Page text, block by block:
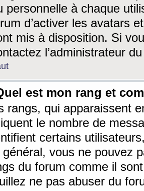
personnelle à chaque
d’activer les avatars
mis à disposition. Si
l’administrateur
est mon rang et
rangs, qui apparaissent
le nombre de
certains
général, vous ne pouvez
du forum comme il
ne pas abuser du